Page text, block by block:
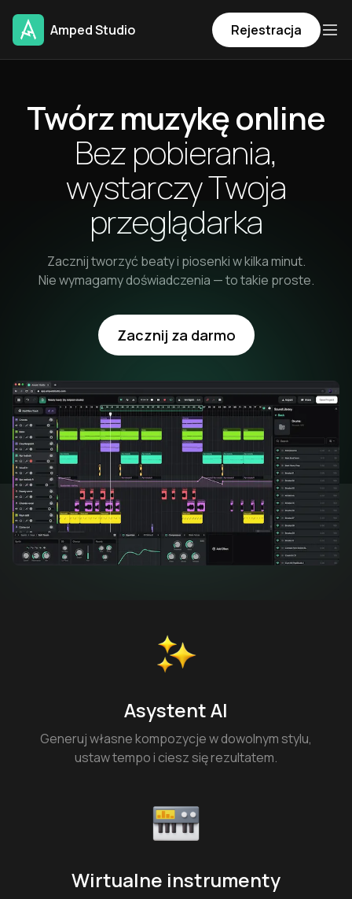
Amped Studio Rejestracja
Twórz muzykę online
Bez pobierania,
wystarczyTwoja
przeglądarka
Zacznij tworzyć beaty i piosenki w kilka minut.
Nie wymagamy doświadczenia — to takie proste.
Zacznij za darmo
Asystent AI
Generuj własne kompozycje w dowolnym stylu,
ustaw tempo i ciesz się rezultatem.
Wirtualne instrumenty